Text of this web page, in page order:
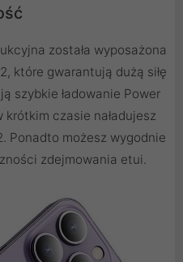
została wyposażona
które gwarantują dużą siłę
szybkie ładowanie Power
krótkim czasie naładujesz
Ponadto możesz wygodnie
zdejmowania etui.